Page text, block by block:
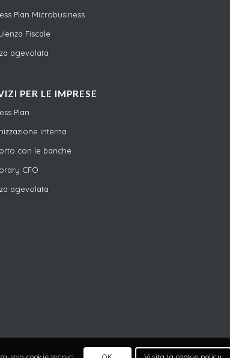
Plan Microbusiness
Fiscale
agevolata
PER LE IMPRESE
Plan
interna
con le banche
CFO
agevolata